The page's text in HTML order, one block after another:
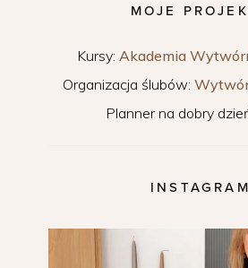
MOJE
Kursy: Akademia
Organizacja ślubów:
Planner na dobry
INSTAGRAM